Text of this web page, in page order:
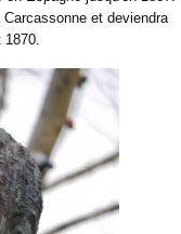
et deviendra